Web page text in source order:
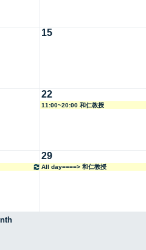
15
22
11:00~20:00 和仁教授
29
All day====> 和仁教授